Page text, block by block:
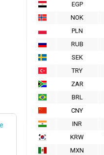
EGP
NOK
PLN
RUB
SEK
TRY
ZAR
BRL
CNY
INR
KRW
MXN